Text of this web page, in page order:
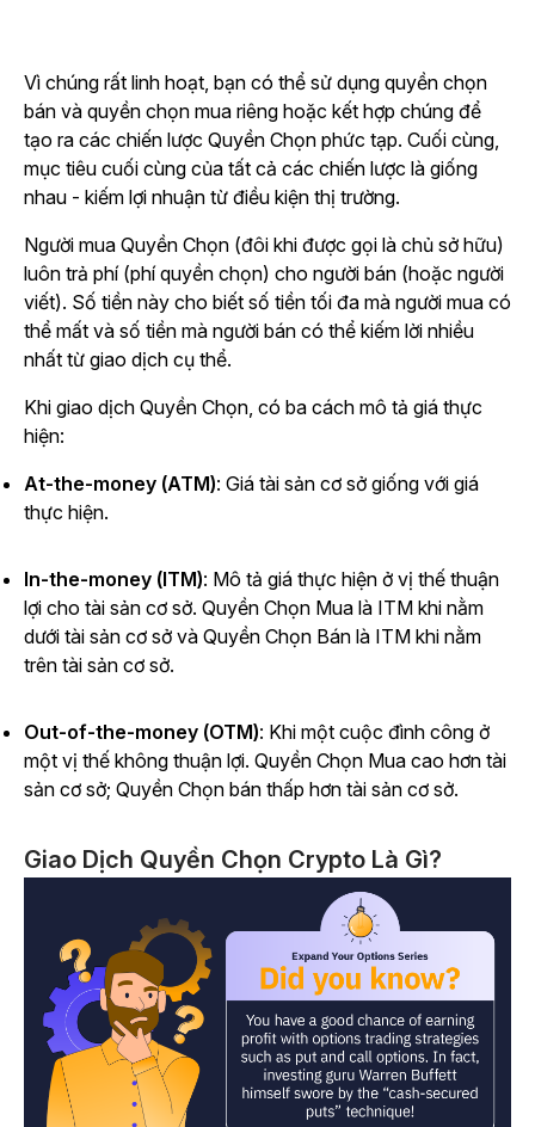
Vì chúng rất linh hoạt, bạn có thể sử dụng quyền chọn
bán và quyền chọn mua riêng hoặc kết hợp chúng để
tạo ra các chiến lược Quyền Chọn phức tạp. Cuối cùng,
mục tiêu cuối cùng của tất cả các chiến lược là giống
nhau - kiếm lợi nhuận từ điều kiện thị trường.
Người mua Quyền Chọn (đôi khi được gọi là chủ sở hữu)
luôn trả phí (phí quyền chọn) cho người bán (hoặc người
viết). Số tiền này cho biết số tiền tối đa mà người mua có
thể mất và số tiền mà người bán có thể kiếm lời nhiều
nhất từ giao dịch cụ thể.
Khi giao dịch Quyền Chọn, có ba cách mô tả giá thực
hiện:
At-the-money (ATM): Giá tài sản cơ sở giống với giá
thực hiện.
In-the-money (ITM): Mô tả giá thực hiện ở vị thế thuận
lợi cho tài sản cơ sở. Quyền Chọn Mua là ITM khi nằm
dưới tài sản cơ sở và Quyền Chọn Bán là ITM khi nằm
trên tài sản cơ sở.
Out-of-the-money (OTM): Khi một cuộc đình công ở
một vị thế không thuận lợi. Quyền Chọn Mua cao hơn tài
sản cơ sở; Quyền Chọn bán thấp hơn tài sản cơ sở.
Giao Dịch Quyền Chọn Crypto Là Gì?